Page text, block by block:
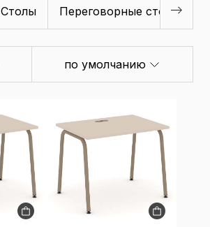
Столы Переговорные столы
по умолчанию